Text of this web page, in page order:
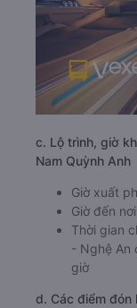
c. Lộ trình, giờ
Nam Quỳnh Anh
Giờ xuất
Giờ đến
Thời gian
- Nghệ An
giờ
d. Các điểm đón